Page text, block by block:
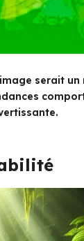
serait